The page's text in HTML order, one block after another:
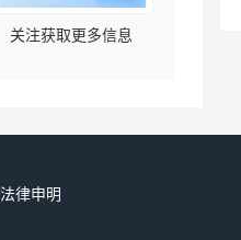
关注获取更多信息
法律申明